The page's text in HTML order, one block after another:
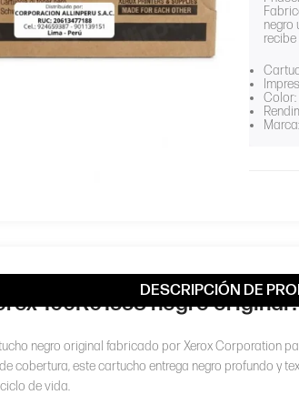
negro
Color:
DESCRIPCIÓN DE
106R01338 negro original?
negro original fabricado por Xerox Corporation
cobertura, este cartucho entrega negro profundo y
de vida.